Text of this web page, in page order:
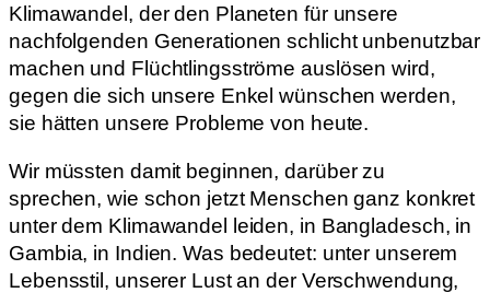
Klimawandel, der den Planeten für unsere
nachfolgenden Generationen schlicht unbenutzbar
machen und Flüchtlingsströme auslösen wird,
gegen die sich unsere Enkel wünschen werden,
sie hätten unsere Probleme von heute.
Wir müssten damit beginnen, darüber zu
sprechen, wie schon jetzt Menschen ganz konkret
unter dem Klimawandel leiden, in Bangladesch, in
Gambia, in Indien. Was bedeutet: unter unserem
Lebensstil, unserer Lust an der Verschwendung,